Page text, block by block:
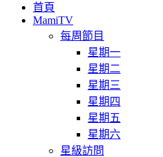
首頁
MamiTV
每周節目
星期一
星期二
星期三
星期四
星期五
星期六
星級訪問